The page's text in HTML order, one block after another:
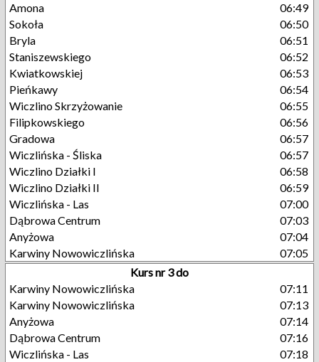
Amona
06:49
Sokoła
06:50
Bryla
06:51
Staniszewskiego
06:52
Kwiatkowskiej
06:53
Pieńkawy
06:54
Wiczlino Skrzyżowanie
06:55
Filipkowskiego
06:56
Gradowa
06:57
Wiczlińska - Śliska
06:57
Wiczlino Działki I
06:58
Wiczlino Działki II
06:59
Wiczlińska - Las
07:00
Dąbrowa Centrum
07:03
Anyżowa
07:04
Karwiny Nowowiczlińska
07:05
Kurs nr 3 do
Karwiny Nowowiczlińska
07:11
Karwiny Nowowiczlińska
07:13
Anyżowa
07:14
Dąbrowa Centrum
07:16
Wiczlińska - Las
07:18